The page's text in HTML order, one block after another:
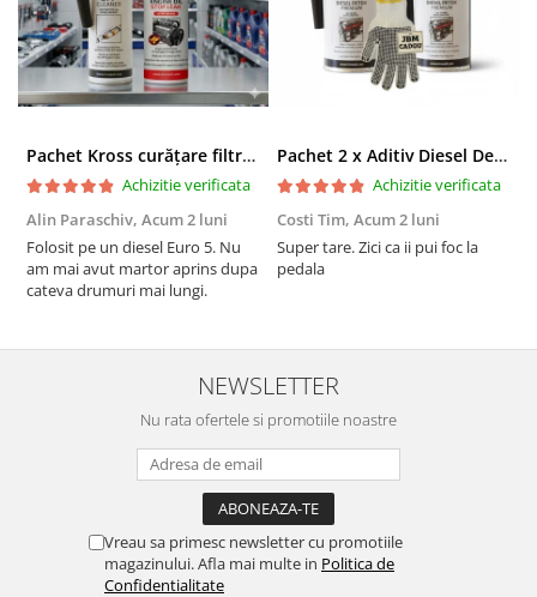
Pachet Kross curățare filtru particule DPF și etanșare ulei 250 ml + 250 ml
Achizitie verificata
Alin Paraschiv, Acum 2 luni
Folosit pe un diesel Euro 5. Nu
am mai avut martor aprins dupa
cateva drumuri mai lungi.
Pachet 2 x Aditiv Diesel Detox Premium Kross - Curățare Completă, +5 Puncte Cetanic & Protecție DPF/EGR
Achizitie verificata
Costi Tim, Acum 2 luni
Super tare. Zici ca ii pui foc la
pedala
NEWSLETTER
Nu rata ofertele si promotiile noastre
Vreau sa primesc newsletter cu promotiile
magazinului. Afla mai multe in Politica de
Confidentialitate